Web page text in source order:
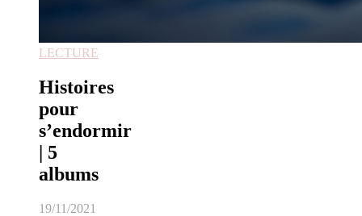
LECTURE
Histoires
pour
s’endormir
| 5
albums
19/11/2021